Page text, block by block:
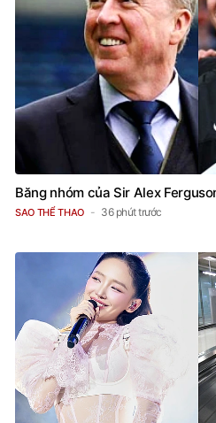
Băng nhóm của Sir Alex
SAO THỂ THAO 36 phút trước